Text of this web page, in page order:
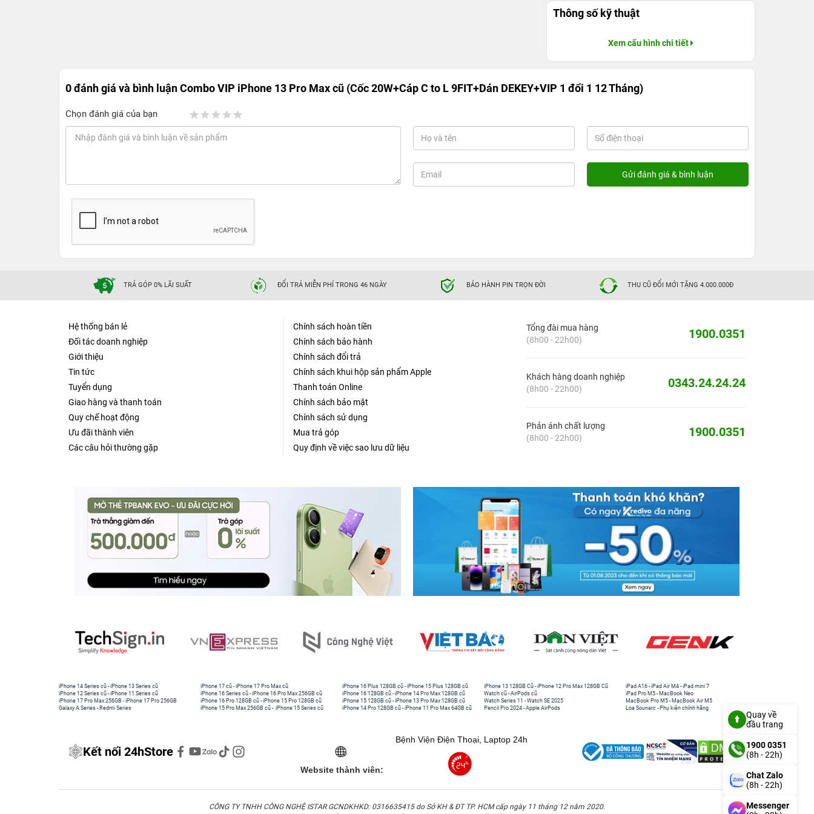
Thông số kỹ thuật
Xem cấu hình chi tiết
0 đánh giá và bình luậnCombo VIP iPhone 13 Pro Max cũ (Cốc 20W+Cáp C to L 9FIT+Dán DEKEY+VIP 1 đổi 1 12 Tháng)
Chọn đánh giá của bạn
TRẢ GÓP 0% LÃI SUẤT ĐỔI TRẢ MIỄN PHÍ TRONG 46 NGÀY BẢO HÀNH PIN TRỌN ĐỜI THU CŨ ĐỔI MỚI TẶNG 4.000.000Đ
Hệ thống bán lẻ
Đối tác doanh nghiệp
Giới thiệu
Tin tức
Tuyển dụng
Giao hàng và thanh toán
Quy chế hoạt động
Ưu đãi thành viên
Các câu hỏi thường gặp
Chính sách hoàn tiền
Chính sách bảo hành
Chính sách đổi trả
Chính sách khui hộp sản phẩm Apple
Thanh toán Online
Chính sách bảo mật
Chính sách sử dụng
Mua trả góp
Quy định về việc sao lưu dữ liệu
Tổng đài mua hàng
(8h00 - 22h00)
1900.0351
Khách hàng doanh nghiệp
(8h00 - 22h00)
0343.24.24.24
Phản ánh chất lượng
(8h00 - 22h00)
1900.0351
iPhone 14 Series cũ -iPhone 13 Series cũ
iPhone 12 Series cũ -iPhone 11 Series cũ
iPhone 17 Pro Max 256GB -iPhone 17 Pro 256GB
Galaxy A Series - Redmi Series
iPhone 17 cũ -iPhone 17 Pro Max cũ
iPhone 16 Series cũ - iPhone 16 Pro Max 256GB cũ
iPhone 16 Pro 128GB cũ -iPhone 15 Pro 128GB cũ
iPhone 15 Pro Max 256GB cũ - iPhone 15 Series cũ
iPhone 16 Plus 128GB cũ -iPhone 15 Plus 128GB cũ
iPhone 16 128GB cũ -iPhone 14 Pro Max 128GB cũ
iPhone 15 128GB cũ -iPhone 13 Pro Max 128GB cũ
iPhone 14 Pro 128GB cũ -iPhone 11 Pro Max 64GB cũ
iPhone 13 128GB Cũ -iPhone 12 Pro Max 128GB Cũ
Watch cũ -AirPods cũ
Watch Series 11 -Watch SE 2025
Pencil Pro 2024 -Apple AirPods
iPad A16 -iPad Air M4 -iPad mini 7
iPad Pro M5 - MacBook Neo
MacBook Pro M5 - MacBook Air M5
Loa Sounarc - Phụ kiện chính hãng
Kết nối 24hStore
Website thành viên:
Bệnh Viện Điện Thoại, Laptop 24h
CÔNG TY TNHH CÔNG NGHỆ ISTAR GCNDKHKD: 0316635415 do Sở KH & ĐT TP. HCM cấp ngày 11 tháng 12 năm 2020.
Quay về
đầu trang
1900 0351
(8h - 22h)
Chat Zalo
(8h - 22h)
Messenger